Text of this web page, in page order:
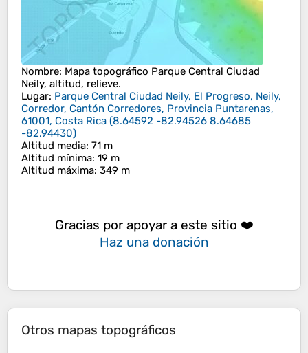
Nombre: Mapa topográfico Parque Central Ciudad
Neily, altitud, relieve.
Lugar: Parque Central Ciudad Neily, El Progreso, Neily,
Corredor, Cantón Corredores, Provincia Puntarenas,
61001, Costa Rica (8.64592 -82.94526 8.64685
-82.94430)
Altitud media: 71 m
Altitud mínima: 19 m
Altitud máxima: 349 m
Gracias por apoyar a este sitio ❤️
Haz una donación
Otros mapas topográficos